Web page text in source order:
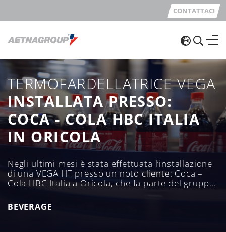
CONTATTACI
TERMOFARDELLATRICE VEGA
INSTALLATA PRESSO:
COCA - COLA HBC ITALIA
IN ORICOLA
Negli ultimi mesi è stata effettuata l’installazione
di una VEGA HT presso un noto cliente: Coca –
Cola HBC Italia a Oricola, che fa parte del gruppo
Company
BEVERAGE